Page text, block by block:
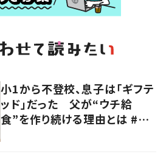
小1から不登校、息子は「ギフテ
ッド」だった 父が“ウチ給
食”を作り続ける理由とは #令